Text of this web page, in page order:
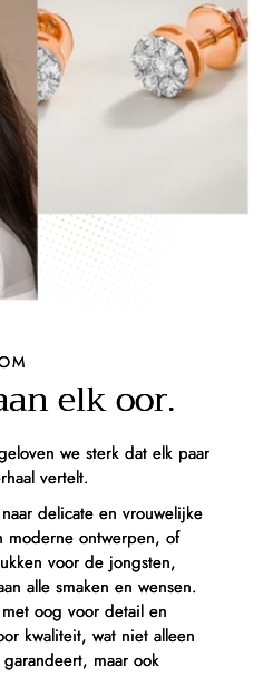
elk oor.
we sterk dat elk paar
vertelt.
delicate en vrouwelijke
ontwerpen, of
voor de jongsten,
alle smaken en wensen.
oog voor detail en
kwaliteit, wat niet alleen
maar ook